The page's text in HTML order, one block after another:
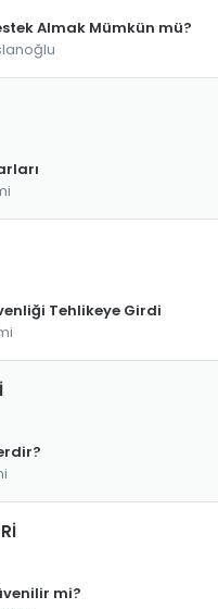
Almak Mümkün mü?
Tehlikeye Girdi
mi?